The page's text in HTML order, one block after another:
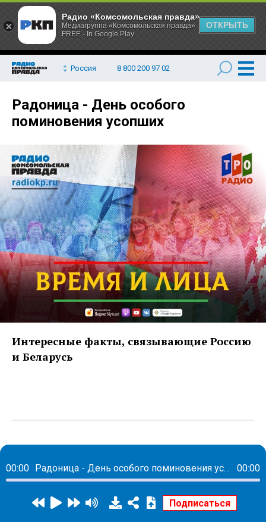
Россия 8 800 200 97 02
Радоница - День особого
поминовения усопших
Интересные факты, связывающие Россию
и Беларусь
00:00 Радоница - День особого поминовения усопших 00:00
Радио «Комсомольская правда»
Медиагруппа «Комсомольская правда»
FREE - In Google Play
ОТКРЫТЬ